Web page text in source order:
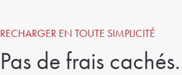
RECHARGER EN TOUTE SIMPLICITÉ
Pas de frais cachés.